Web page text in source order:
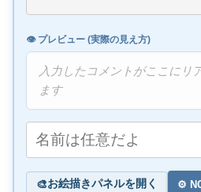
👁️ プレビュー (実際の見え方)
入力したコメントがここにリ
ます
🎨お絵描きパネルを開く ⚙️